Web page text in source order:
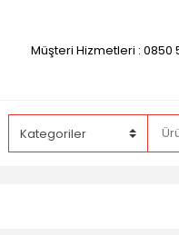
Müşteri Hizmetleri : 0850